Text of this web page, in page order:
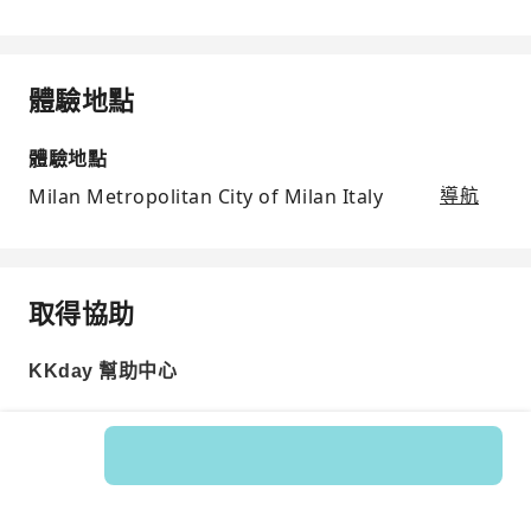
體驗地點
體驗地點
Milan Metropolitan City of Milan Italy
導航
取得協助
KKday 幫助中心
商品編號: 23835